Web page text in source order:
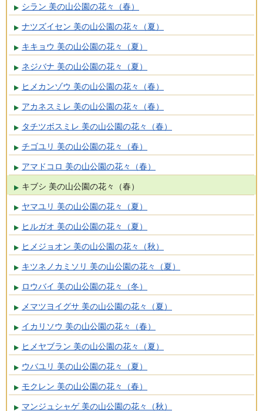
シラン 美の山公園の花々（春）
ナツズイセン 美の山公園の花々（夏）
キキョウ 美の山公園の花々（夏）
ネジバナ 美の山公園の花々（夏）
ヒメカンゾウ 美の山公園の花々（春）
アカネスミレ 美の山公園の花々（春）
タチツボスミレ 美の山公園の花々（春）
チゴユリ 美の山公園の花々（春）
アマドコロ 美の山公園の花々（春）
キブシ 美の山公園の花々（春）
ヤマユリ 美の山公園の花々（夏）
ヒルガオ 美の山公園の花々（夏）
ヒメジョオン 美の山公園の花々（秋）
キツネノカミソリ 美の山公園の花々（夏）
ロウバイ 美の山公園の花々（冬）
メマツヨイグサ 美の山公園の花々（夏）
イカリソウ 美の山公園の花々（春）
ヒメヤブラン 美の山公園の花々（夏）
ウバユリ 美の山公園の花々（夏）
モクレン 美の山公園の花々（春）
マンジュシャゲ 美の山公園の花々（秋）